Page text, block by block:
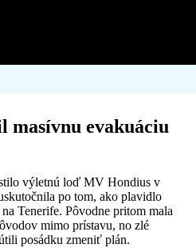
masívnu evakuáciu
výletnú loď MV Hondius v
po tom, ako plavidlo
Tenerife. Pôvodne pritom mala
mimo prístavu, no zlé
posádku zmeniť plán.